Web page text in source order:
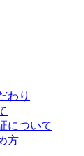
わり
について
方